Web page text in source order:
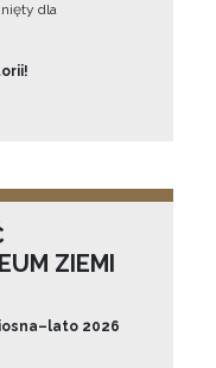
dla
ZIEMI
2026